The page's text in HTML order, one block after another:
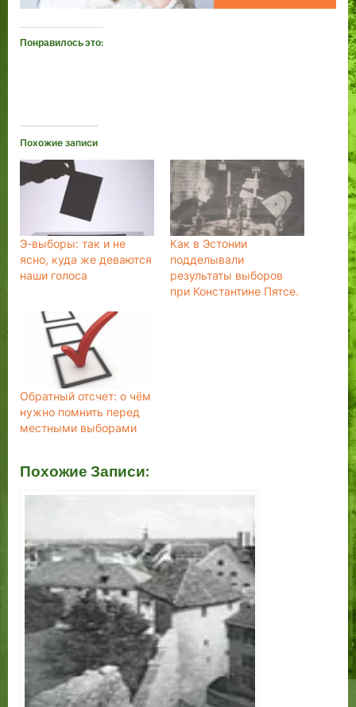
Понравилось это:
Похожие записи
Э-выборы: так и не
ясно, куда же деваются
наши голоса
Как в Эстонии
подделывали
результаты выборов
при Константине Пятсе.
Обратный отсчет: о чём
нужно помнить перед
местными выборами
Похожие Записи: